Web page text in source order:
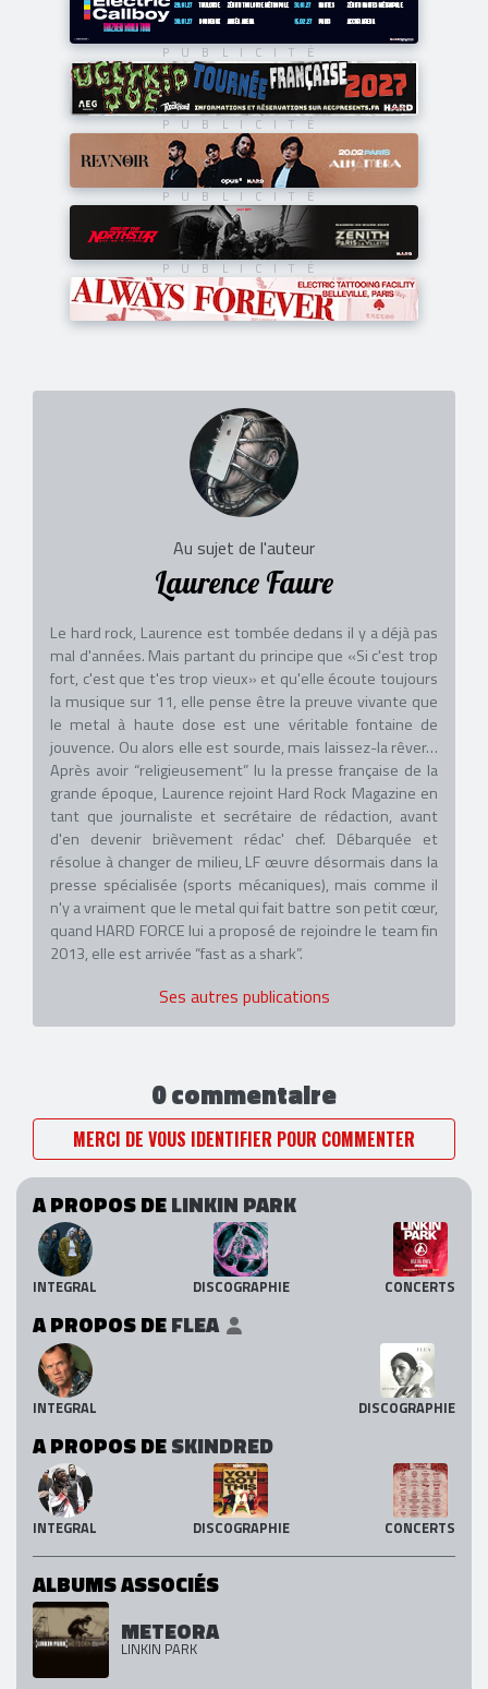
Au sujet de l'auteur
Laurence Faure
Le hard rock, Laurence est tombée dedans il y a déjà pas
mal d'années. Mais partant du principe que «Si c'est trop
fort, c'est que t'es trop vieux» et qu'elle écoute toujours
la musique sur 11, elle pense être la preuve vivante que
le metal à haute dose est une véritable fontaine de
jouvence. Ou alors elle est sourde, mais laissez-la rêver…
Après avoir “religieusement” lu la presse française de la
grande époque, Laurence rejoint Hard Rock Magazine en
tant que journaliste et secrétaire de rédaction, avant
d'en devenir brièvement rédac' chef. Débarquée et
résolue à changer de milieu, LF œuvre désormais dans la
presse spécialisée (sports mécaniques), mais comme il
n'y a vraiment que le metal qui fait battre son petit cœur,
quand HARD FORCE lui a proposé de rejoindre le team fin
2013, elle est arrivée “fast as a shark”.
Ses autres publications
0 commentaire
MERCI DE VOUS IDENTIFIER POUR COMMENTER
A PROPOS DELINKIN PARK
INTEGRAL DISCOGRAPHIE CONCERTS
A PROPOS DEFLEA
INTEGRAL DISCOGRAPHIE
A PROPOS DESKINDRED
INTEGRAL DISCOGRAPHIE CONCERTS
ALBUMS ASSOCIÉS
METEORA
LINKIN PARK